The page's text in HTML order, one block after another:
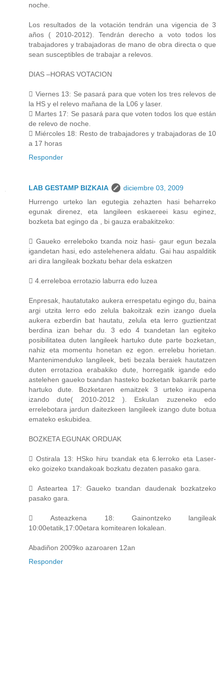
noche.
Los resultados de la votación tendrán una vigencia de 3
años ( 2010-2012). Tendrán derecho a voto todos los
trabajadores y trabajadoras de mano de obra directa o que
sean susceptibles de trabajar a relevos.
DIAS –HORAS VOTACION
 Viernes 13: Se pasará para que voten los tres relevos de
la HS y el relevo mañana de la L06 y laser.
 Martes 17: Se pasará para que voten todos los que están
de relevo de noche.
 Miércoles 18: Resto de trabajadores y trabajadoras de 10
a 17 horas
Responder
LAB GESTAMP BIZKAIA
diciembre 03, 2009
Hurrengo urteko lan egutegia zehazten hasi beharreko
egunak direnez, eta langileen eskaereei kasu eginez,
bozketa bat egingo da , bi gauza erabakitzeko:
 Gaueko erreleboko txanda noiz hasi- gaur egun bezala
igandetan hasi, edo astelehenera aldatu. Gai hau aspalditik
ari dira langileak bozkatu behar dela eskatzen
 4.erreleboa errotazio laburra edo luzea
Enpresak, hautatutako aukera errespetatu egingo du, baina
argi utzita lerro edo zelula bakoitzak ezin izango duela
aukera ezberdin bat hautatu, zelula eta lerro guztientzat
berdina izan behar du. 3 edo 4 txandetan lan egiteko
posibilitatea duten langileek hartuko dute parte bozketan,
nahiz eta momentu honetan ez egon. errelebu horietan.
Mantenimenduko langileek, beti bezala beraiek hautatzen
duten errotazioa erabakiko dute, horregatik igande edo
astelehen gaueko txandan hasteko bozketan bakarrik parte
hartuko dute. Bozketaren emaitzek 3 urteko iraupena
izando dute( 2010-2012 ). Eskulan zuzeneko edo
errelebotara jardun daitezkeen langileek izango dute botua
emateko eskubidea.
BOZKETA EGUNAK ORDUAK
 Ostirala 13: HSko hiru txandak eta 6.lerroko eta Laser-
eko goizeko txandakoak bozkatu dezaten pasako gara.
 Asteartea 17: Gaueko txandan daudenak bozkatzeko
pasako gara.
 Asteazkena 18: Gainontzeko langileak
10:00etatik,17:00etara komitearen lokalean.
Abadiñon 2009ko azaroaren 12an
Responder